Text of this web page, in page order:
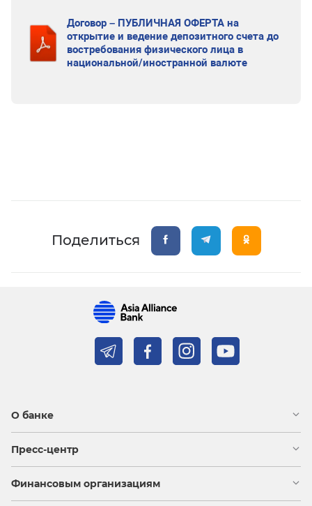
Договор – ПУБЛИЧНАЯ ОФЕРТА на
открытие и ведение депозитного счета до
востребования физического лица в
национальной/иностранной валюте
Поделиться
О банке
Пресс-центр
Финансовым организациям